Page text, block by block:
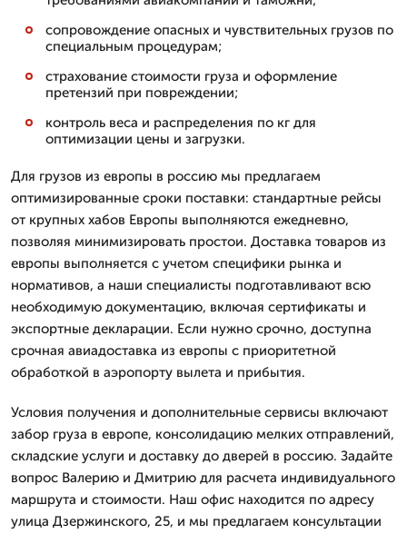
сопровождение опасных и чувствительных грузов по
специальным процедурам;
страхование стоимости груза и оформление
претензий при повреждении;
контроль веса и распределения по кг для
оптимизации цены и загрузки.
Для грузов из европы в россию мы предлагаем
оптимизированные сроки поставки: стандартные рейсы
от крупных хабов Европы выполняются ежедневно,
позволяя минимизировать простои. Доставка товаров из
европы выполняется с учетом специфики рынка и
нормативов, а наши специалисты подготавливают всю
необходимую документацию, включая сертификаты и
экспортные декларации. Если нужно срочно, доступна
срочная авиадоставка из европы с приоритетной
обработкой в аэропорту вылета и прибытия.
Условия получения и дополнительные сервисы включают
забор груза в европе, консолидацию мелких отправлений,
складские услуги и доставку до дверей в россию. Задайте
вопрос Валерию и Дмитрию для расчета индивидуального
маршрута и стоимости. Наш офис находится по адресу
улица Дзержинского, 25, и мы предлагаем консультации